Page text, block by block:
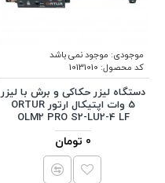
موجودی: موجود نمی باشد
کد محصول: 10131010
دستگاه لیزر حکاکی و برش با لیزر
5 وات اپتیکال ارتور ORTUR
OLM2 PRO S2-LU2-4 LF
0 تومان